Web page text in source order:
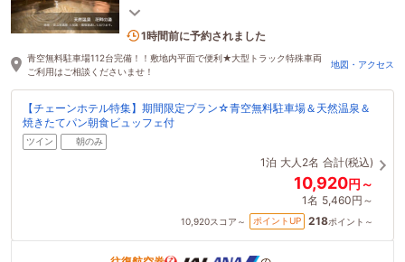
然温泉＆焼立てパン無料朝食ビュッフェを満喫
1時間前に予約されました
青空無料駐車場112台完備！！敷地内平面で便利★大型トラック特殊車両
ご利用はご相談くださいませ！
地図・アクセス
【チェーンホテル特集】期間限定プラン☆青空無料駐車場＆天然温泉＆
焼きたてパン朝食ビュッフェ付
ツイン 朝のみ
1泊 大人2名 合計(税込)
10,920円～
1名 5,460円～
10,920スコア～ ポイントUP 218ポイント～